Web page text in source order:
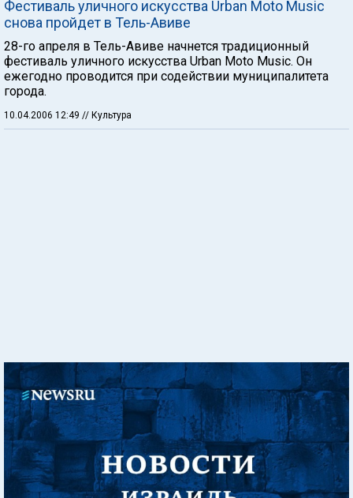
Фестиваль уличного искусства Urban Moto Music
снова пройдет в Тель-Авиве
28-го апреля в Тель-Авиве начнется традиционный
фестиваль уличного искусства Urban Moto Music. Он
ежегодно проводится при содействии муниципалитета
города.
10.04.2006 12:49 // Культура